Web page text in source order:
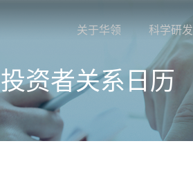
关于华领 科学研发
投资者关系日历